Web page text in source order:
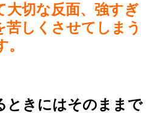
大切な反面、強すぎ
苦しくさせてしまう
ときにはそのままで